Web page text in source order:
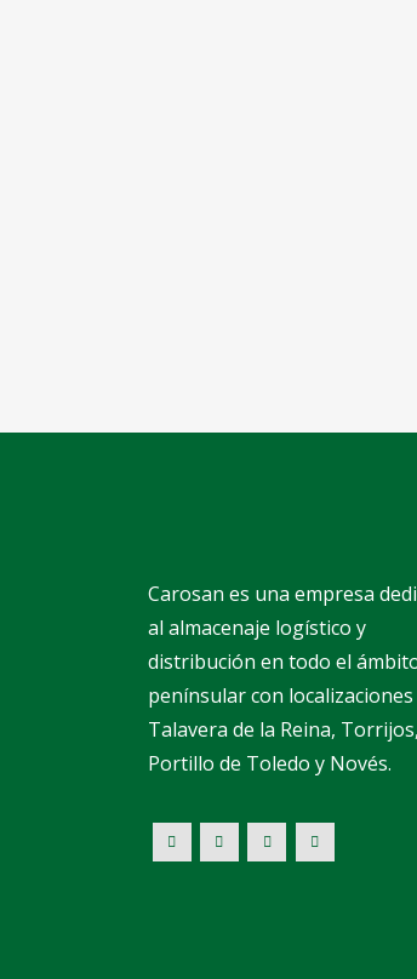
Carosan es una empresa
al almacenaje logístico y
distribución en todo el
penínsular con localizaciones
Talavera de la Reina, Torrijos,
Portillo de Toledo y Novés.